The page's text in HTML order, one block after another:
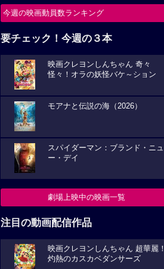
今週の映画動員数ランキング
要チェック！今週の３本
映画クレヨンしんちゃん 奇々
怪々！オラの妖怪バケ～ション
モアナと伝説の海（2026）
スパイダーマン：ブランド・ニュ
ー・デイ
劇場上映中の映画一覧
注目の動画配信作品
映画クレヨンしんちゃん 超華麗！
灼熱のカスカベダンサーズ